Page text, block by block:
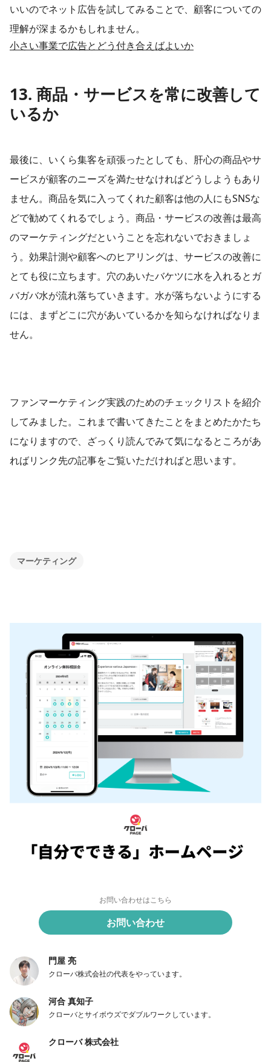
いいのでネット広告を試してみることで、顧客についての
理解が深まるかもしれません。
小さい事業で広告とどう付き合えばよいか
13. 商品・サービスを常に改善して
いるか
最後に、いくら集客を頑張ったとしても、肝心の商品やサ
ービスが顧客のニーズを満たせなければどうしようもあり
ません。商品を気に入ってくれた顧客は他の人にもSNSな
どで勧めてくれるでしょう。商品・サービスの改善は最高
のマーケティングだということを忘れないでおきましょ
う。​効果計測や顧客へのヒアリングは、サービスの改善に
とても役に立ちます。穴のあいたバケツに水を入れるとガ
バガバ水が流れ落ちていきます。水が落ちないようにする
には、まずどこに穴があいているかを知らなければなりま
せん。
ファンマーケティング実践のためのチェックリストを紹介
してみました。これまで書いてきたことをまとめたかたち
になりますので、ざっくり読んでみて気になるところがあ
ればリンク先の記事をご覧いただければと思います。
マーケティング
お問い合わせはこちら
お問い合わせ
門屋 亮
クローバ株式会社の代表をやっています。
河合 真知子
クローバとサイボウズでダブルワークしています。
クローバ 株式会社